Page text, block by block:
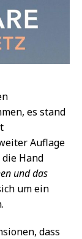
es stand
Auflage
Hand
und das
um ein
dass